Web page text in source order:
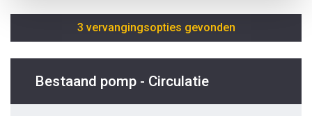
3 vervangingsopties gevonden
Bestaand pomp - Circulatie